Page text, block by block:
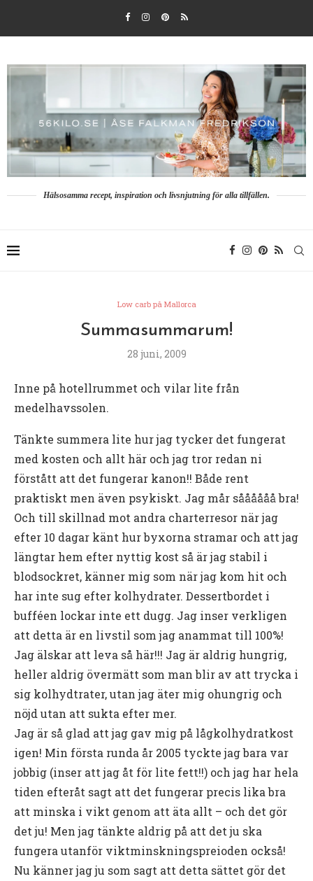
Hälsosamma recept, inspiration och livsnjutning för alla tillfällen.
Low carb på Mallorca
Summasummarum!
28 juni, 2009
Inne på hotellrummet och vilar lite från
medelhavssolen.
Tänkte summera lite hur jag tycker det fungerat
med kosten och allt här och jag tror redan ni
förstått att det fungerar kanon!! Både rent
praktiskt men även psykiskt. Jag mår såååååå bra!
Och till skillnad mot andra charterresor när jag
efter 10 dagar känt hur byxorna stramar och att jag
längtar hem efter nyttig kost så är jag stabil i
blodsockret, känner mig som när jag kom hit och
har inte sug efter kolhydrater. Dessertbordet i
bufféen lockar inte ett dugg. Jag inser verkligen
att detta är en livstil som jag anammat till 100%!
Jag älskar att leva så här!!! Jag är aldrig hungrig,
heller aldrig övermätt som man blir av att trycka i
sig kolhydtrater, utan jag äter mig ohungrig och
nöjd utan att sukta efter mer.
Jag är så glad att jag gav mig på lågkolhydratkost
igen! Min första runda år 2005 tyckte jag bara var
jobbig (inser att jag åt för lite fett!!) och jag har hela
tiden efteråt sagt att det fungerar precis lika bra
att minska i vikt genom att äta allt – och det gör
det ju! Men jag tänkte aldrig på att det ju ska
fungera utanför viktminskningspreioden också!
Nu känner jag ju som sagt att detta sättet gör det